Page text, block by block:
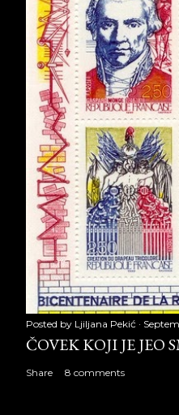
Posted by Ljiljana Pekić
ČOVEK KOJI JE JEO
Share 8 comments